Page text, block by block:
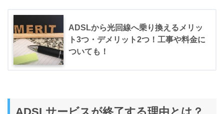
ADSLから光回線へ乗り換えるメリッ
ト3つ・デメリット2つ！工事や料金に
ついても！